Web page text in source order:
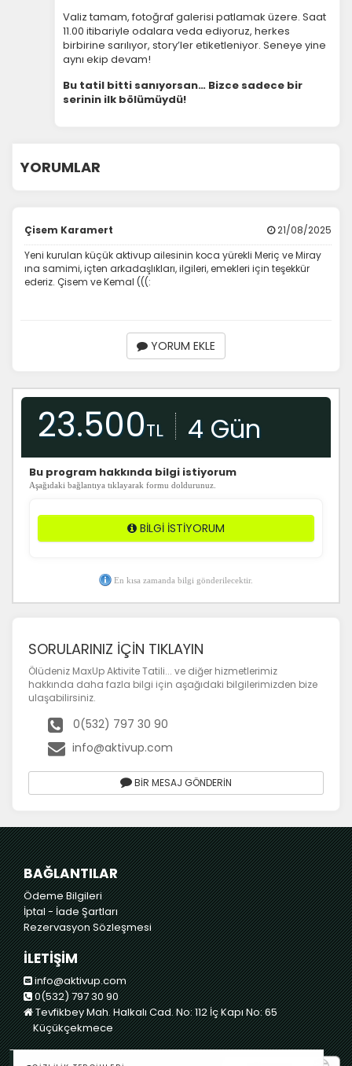
Valiz tamam, fotoğraf galerisi patlamak üzere. Saat
11.00 itibariyle odalara veda ediyoruz, herkes
birbirine sarılıyor, story’ler etiketleniyor. Seneye yine
aynı ekip devam!
Bu tatil bitti sanıyorsan… Bizce sadece bir
serinin ilk bölümüydü!
YORUMLAR
Çisem Karamert
21/08/2025
Yeni kurulan küçük aktivup ailesinin koca yürekli Meriç ve Miray
ına samimi, içten arkadaşlıkları, ilgileri, emekleri için teşekkür
ederiz. Çisem ve Kemal (((:
YORUM EKLE
23.500TL 4 Gün
​Bu program hakkında bilgi istiyorum
Aşağıdaki bağlantıya tıklayarak formu doldurunuz.
BİLGİ İSTİYORUM
En kısa zamanda bilgi gönderilecektir.
SORULARINIZ İÇİN TIKLAYIN
Ölüdeniz MaxUp Aktivite Tatili... ve diğer hizmetlerimiz
hakkında daha fazla bilgi için aşağıdaki bilgilerimizden bize
ulaşabilirsiniz.
0(532) 797 30 90
info@aktivup.com
BİR MESAJ GÖNDERİN
BAĞLANTILAR
Ödeme Bilgileri
İptal - İade Şartları
Rezervasyon Sözleşmesi
İLETİŞİM
info@aktivup.com
0(532) 797 30 90
Tevfikbey Mah. Halkalı Cad. No: 112 İç Kapı No: 65
Küçükçekmece